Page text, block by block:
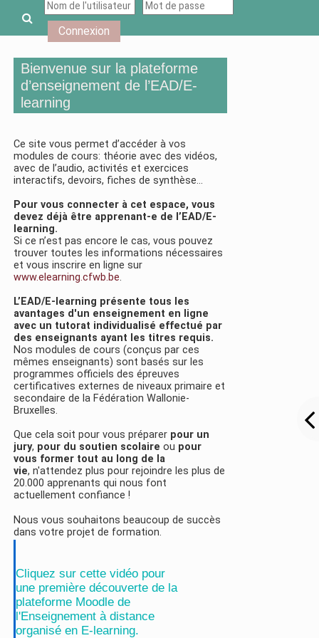
Passer au contenu principal
Activer/désactiver la saisie de recherche
Connexion
Bienvenue sur la plateforme
d’enseignement de l’EAD/E-
learning
Ce site vous permet d’accéder à vos
modules de cours: théorie avec des vidéos,
avec de l’audio, activités et exercices
interactifs, devoirs, fiches de synthèse…
Pour vous connecter à cet espace, vous
devez déjà être apprenant-e de l’EAD/E-
learning.
Si ce n’est pas encore le cas, vous pouvez
trouver toutes les informations nécessaires
et vous inscrire en ligne sur
www.elearning.cfwb.be.
L’EAD/E-learning présente tous les
avantages d'un enseignement en ligne
avec un tutorat individualisé effectué par
des enseignants ayant les titres requis.
Nos modules de cours (conçus par ces
mêmes enseignants) sont basés sur les
programmes officiels des épreuves
certificatives externes de niveaux primaire et
secondaire de la Fédération Wallonie-
Bruxelles.
Que cela soit pour vous préparer pour un
jury, pour du soutien scolaire ou pour
vous former tout au long de la
vie, n'attendez plus pour rejoindre les plus de
20.000 apprenants qui nous font
actuellement confiance !
Nous vous souhaitons beaucoup de succès
dans votre projet de formation.
Cliquez sur cette vidéo pour
une première découverte de la
plateforme Moodle de
l'Enseignement à distance
organisé en E-learning.